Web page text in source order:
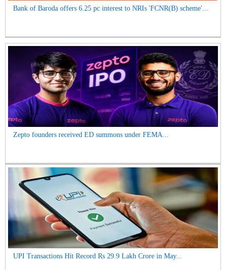
Bank of Baroda offers 6.25 pc interest to NRIs 'FCNR(B) scheme'...
Zepto founders received ED summons under FEMA...
UPI Transactions Hit Record Rs 29.9 Lakh Crore in May...